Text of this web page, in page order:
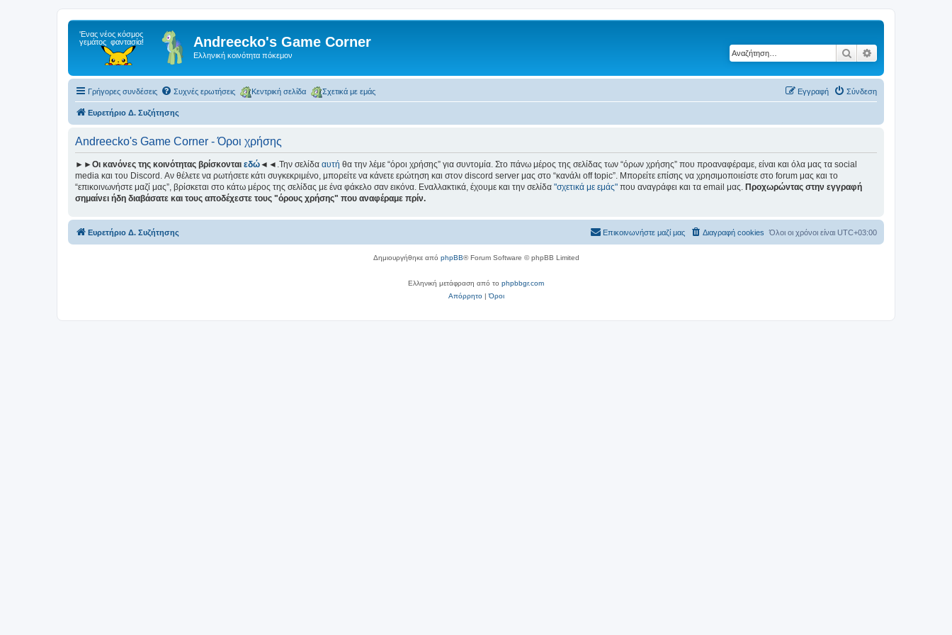
Andreecko's Game Corner
Ελληνική κοινότητα πόκεμον Αναζήτηση
Γρήγορες συνδέσεις Συχνές ερωτήσεις Κεντρική σελίδα Σχετικά με εμάς Σύνδεση
Εγγραφή
Ευρετήριο Δ. Συζήτησης
Andreecko's Game Corner - Όροι χρήσης
►►Οι κανόνες της κοινότητας βρίσκονται εδώ◄◄.Την σελίδα αυτή θα την λέμε “όροι χρήσης” για συντομία. Στο πάνω μέρος της σελίδας των “όρων χρήσης” που προαναφέραμε, είναι και όλα μας τα social
media και του Discord. Αν θέλετε να ρωτήσετε κάτι συγκεκριμένο, μπορείτε να κάνετε ερώτηση και στον discord server μας στο “κανάλι off topic”. Μπορείτε επίσης να χρησιμοποιείστε στο forum μας και το
“επικοινωνήστε μαζί μας”, βρίσκεται στο κάτω μέρος της σελίδας με ένα φάκελο σαν εικόνα. Εναλλακτικά, έχουμε και την σελίδα "σχετικά με εμάς" που αναγράφει και τα email μας. Προχωρώντας στην εγγραφή
σημαίνει ήδη διαβάσατε και τους αποδέχεστε τους "όρους χρήσης" που αναφέραμε πρίν.
Ευρετήριο Δ. Συζήτησης Όλοι οι χρόνοι είναι UTC+03:00
Διαγραφή cookies
Επικοινωνήστε μαζί μας
Δημιουργήθηκε από phpBB® Forum Software © phpBB Limited
Ελληνική μετάφραση από το phpbbgr.com
Απόρρητο|Όροι